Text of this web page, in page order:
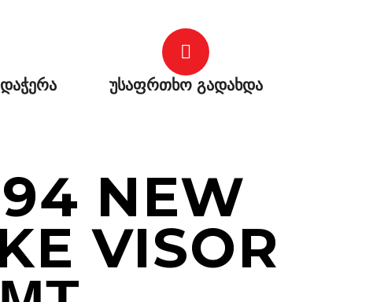
უსაფრთხო გადახდა
NEW
VISOR